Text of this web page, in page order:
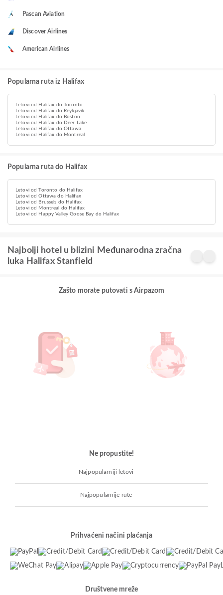
Pascan Aviation
Discover Airlines
American Airlines
Popularna ruta iz Halifax
Letovi od Halifax do Toronto
Letovi od Halifax do Reykjavik
Letovi od Halifax do Boston
Letovi od Halifax do Deer Lake
Letovi od Halifax do Ottawa
Letovi od Halifax do Montreal
Popularna ruta do Halifax
Letovi od Toronto do Halifax
Letovi od Ottawa do Halifax
Letovi od Brussels do Halifax
Letovi od Montreal do Halifax
Letovi od Happy Valley Goose Bay do Halifax
Najbolji hotel u blizini Međunarodna zračna
luka Halifax Stanfield
Zašto morate putovati s Airpazom
Ne propustite!
Najpopularniji letovi
Najpopularnije rute
Prihvaćeni načini plaćanja
Društvene mreže